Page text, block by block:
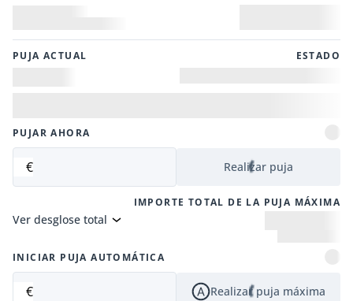
PUJA ACTUAL ESTADO
PUJAR AHORA
€ Realizar puja
IMPORTE TOTAL DE LA PUJA MÁXIMA
Ver desglose total
INICIAR PUJA AUTOMÁTICA
€ Realizar puja máxima